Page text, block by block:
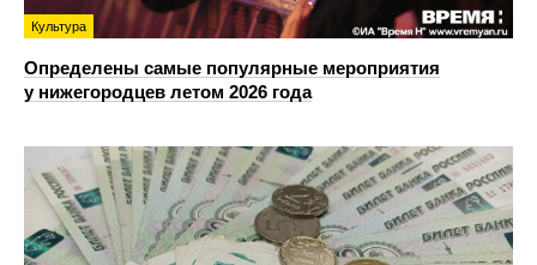
Культура
Определены самые популярные мероприятия
у нижегородцев летом 2026 года